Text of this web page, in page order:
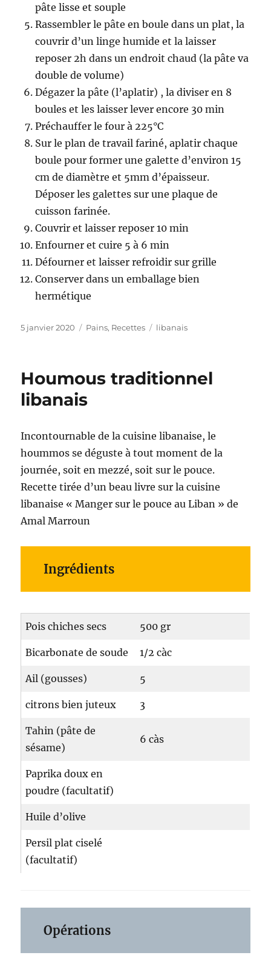
pâte lisse et souple
Rassembler le pâte en boule dans un plat, la
couvrir d’un linge humide et la laisser
reposer 2h dans un endroit chaud (la pâte va
double de volume)
Dégazer la pâte (l’aplatir) , la diviser en 8
boules et les laisser lever encore 30 min
Préchauffer le four à 225°C
Sur le plan de travail fariné, aplatir chaque
boule pour former une galette d’environ 15
cm de diamètre et 5mm d’épaisseur.
Déposer les galettes sur une plaque de
cuisson farinée.
Couvrir et laisser reposer 10 min
Enfourner et cuire 5 à 6 min
Défourner et laisser refroidir sur grille
Conserver dans un emballage bien
hermétique
Publié
5 janvier 2020 Catégories
Pains, Recettes Étiquettes
libanais
Houmous traditionnel
libanais
Incontournable de la cuisine libanaise, le
hoummos se déguste à tout moment de la
journée, soit en mezzé, soit sur le pouce.
Recette tirée d’un beau livre sur la cuisine
libanaise « Manger sur le pouce au Liban » de
Amal Marroun
Ingrédients
Pois chiches secs 500 gr
Bicarbonate de soude 1/2 càc
Ail (gousses) 5
citrons bien juteux 3
Tahin (pâte de
sésame)
6 càs
Paprika doux en
poudre (facultatif)
Huile d’olive
Persil plat ciselé
(facultatif)
Opérations